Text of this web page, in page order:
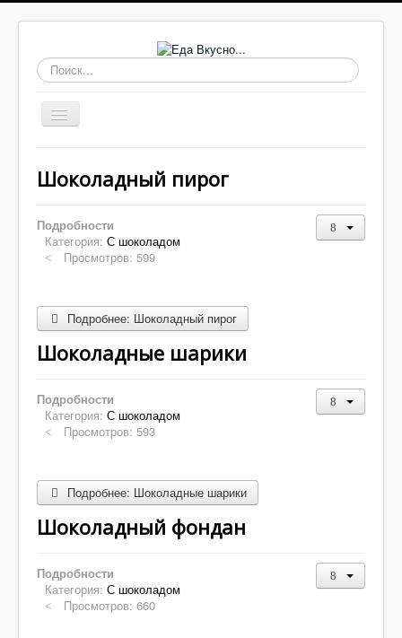
Искать...
Включить/
выключить
Выпечка
Супы
Соусы, заправки
Салаты
Десерты
Напитки
Шоколадный пирог
Подробности
Категория: С шоколадом
Просмотров: 599
Подробнее: Шоколадный пирог
Шоколадные шарики
Подробности
Категория: С шоколадом
Просмотров: 593
Подробнее: Шоколадные шарики
Шоколадный фондан
Подробности
Категория: С шоколадом
Просмотров: 660